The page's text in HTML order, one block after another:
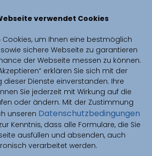
verwendet Cookies
Cookies, um Ihnen eine bestmöglich
sichere Webseite zu garantieren
der Webseite messen zu können.
erklären Sie sich mit der
dieser Dienste einverstanden. Ihre
Sie jederzeit mit Wirkung auf die
oder ändern. Mit der Zustimmung
unseren Datenschutzbedingungen
Kenntnis, dass alle Formulare, die Sie
ausfüllen und absenden, auch
verarbeitet werden.
zukunft.niedersachsen, the joint science
Lower Saxony Ministry of Science and
Foundation.